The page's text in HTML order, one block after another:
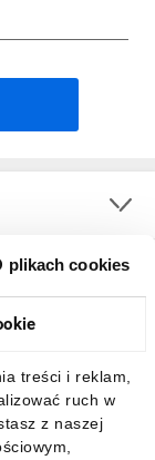
plikach cookies
treści i reklam,
ruch w
z naszej